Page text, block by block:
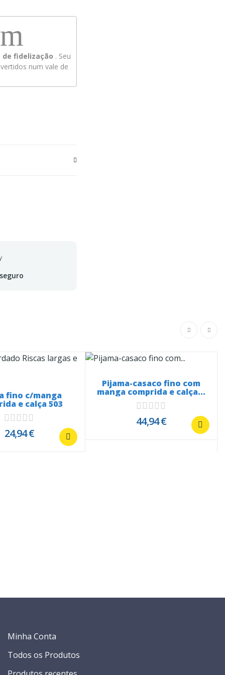
fidelização . Seu
num vale de
fino c/manga
e calça 503
24,94 €
Pijama-casaco fino com
manga comprida e calça...
44,94 €
Minha Conta
Todos os Produtos